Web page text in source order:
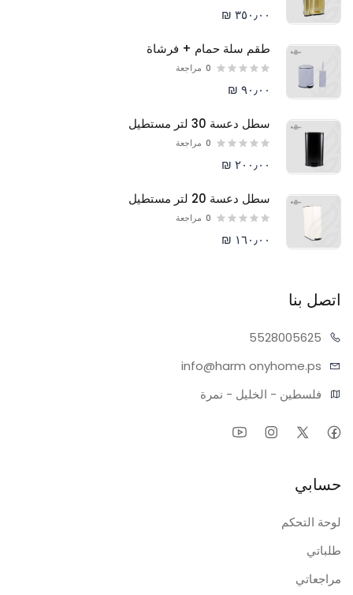
٣٥٠٫٠٠ ₪
طقم سلة حمام + فرشاة
0 مراجعة
٩٠٫٠٠ ₪
سطل دعسة 30 لتر مستطيل
0 مراجعة
٢٠٠٫٠٠ ₪
سطل دعسة 20 لتر مستطيل
0 مراجعة
١٦٠٫٠٠ ₪
اتصل بنا
05625
55280
info@harm onyhome.ps
فلسطين - الخليل - نمرة
حسابي
لوحة التحكم
طلباتي
مراجعاتي